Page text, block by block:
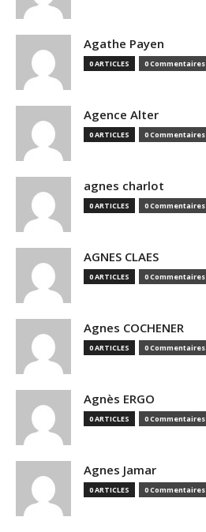
Agathe Payen
0 ARTICLES 0 Commentaires
Agence Alter
0 ARTICLES 0 Commentaires
agnes charlot
0 ARTICLES 0 Commentaires
AGNES CLAES
0 ARTICLES 0 Commentaires
Agnes COCHENER
0 ARTICLES 0 Commentaires
Agnès ERGO
0 ARTICLES 0 Commentaires
Agnes Jamar
0 ARTICLES 0 Commentaires